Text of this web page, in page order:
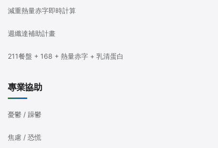
減重熱量赤字即時計算
週纖達補助計畫
211餐盤 + 168 + 熱量赤字 + 乳清蛋白
專業協助
憂鬱 / 躁鬱
焦慮 / 恐慌